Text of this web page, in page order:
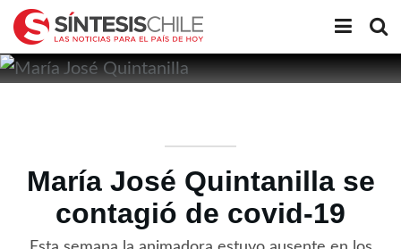
María José Quintanilla se
contagió de covid-19